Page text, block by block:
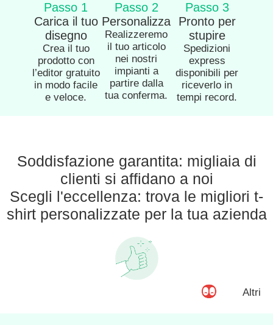
Passo 1
Carica il tuo
disegno
Crea il tuo
prodotto con
l’editor gratuito
in modo facile
e veloce.
Passo 2
Personalizza
Realizzeremo
il tuo articolo
nei nostri
impianti a
partire dalla
tua conferma.
Passo 3
Pronto per
stupire
Spedizioni
express
disponibili per
riceverlo in
tempi record.
Soddisfazione garantita: migliaia di
clienti si affidano a noi
Scegli l'eccellenza: trova le migliori t-
shirt personalizzate per la tua azienda
Altri